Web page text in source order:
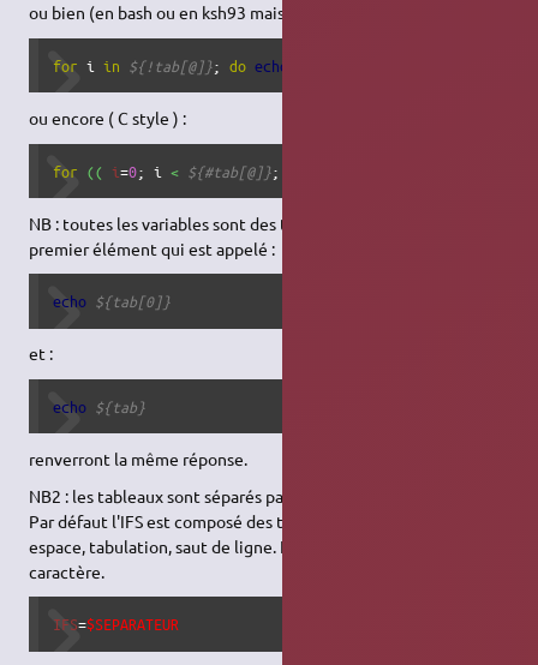
ou bien (en bash ou en ksh93 mais pas en ksh88) :
for i in ${!tab[@]}; do echo
ou encore ( C style ) :
for (( i=0; i < ${#tab[@]}; i++
NB : toutes les variables sont des tableaux. Par défaut, c'est le
premier élément qui est appelé :
echo ${tab[0]}
et :
echo ${tab}
renverront la même réponse.
NB2 : les tableaux sont séparés par un séparateur défini : l'IFS.
Par défaut l'IFS est composé des trois caractères : $' \t\n' soit
espace, tabulation, saut de ligne. Il peut être forcé sur un autre
caractère.
IFS=$SEPARATEUR